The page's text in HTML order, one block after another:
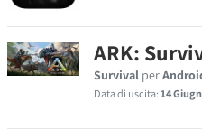
ARK:
Survival per
Data di uscita:14